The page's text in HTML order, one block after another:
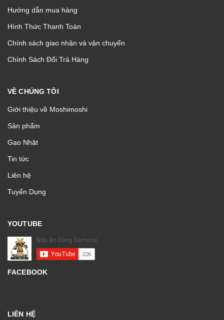
Hướng dẫn mua hàng
Hình Thức Thanh Toán
Chính sách giao nhận và vận chuyển
Chính Sách Đổi Trả Hàng
VỀ CHÚNG TÔI
Giới thiệu về Moshimoshi
Sản phẩm
Gạo Nhật
Tin tức
Liên hệ
Tuyển Dụng
YOUTUBE
FACEBOOK
LIÊN HỆ